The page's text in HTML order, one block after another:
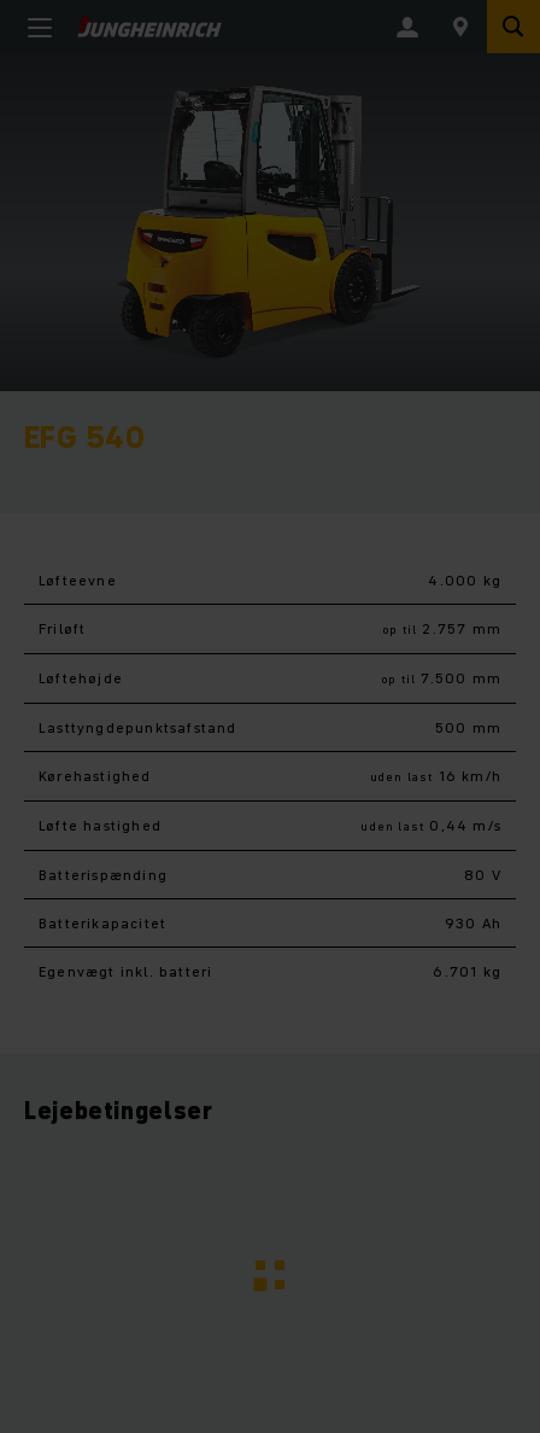
EFG 540
Løfteevne 4.000 kg
Friløft op til 2.757 mm
Løftehøjde op til 7.500 mm
Lasttyngdepunktsafstand 500 mm
Kørehastighed uden last 16 km/h
Løfte hastighed uden last 0,44 m/s
Batterispænding 80 V
Batterikapacitet 930 Ah
Egenvægt inkl. batteri 6.701 kg
Lejebetingelser